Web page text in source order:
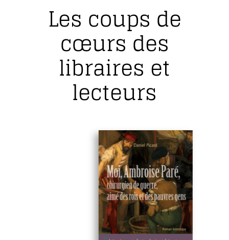
Les coups de
cœurs des
libraires et
lecteurs